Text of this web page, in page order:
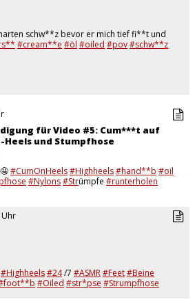
schw**z bevor er mich tief fi**t und
#cream**e #öl #oiled #pov#schw**z
für Video #5: Cum***t auf
Heels und Stumpfhose
#CumOnHeels#Highheels#hand**b #oil
#Nylons#Strümpfe #runterholen
#Highheels#24/7 #ASMR#Feet#Beine
#Oiled #str*pse #Strumpfhose